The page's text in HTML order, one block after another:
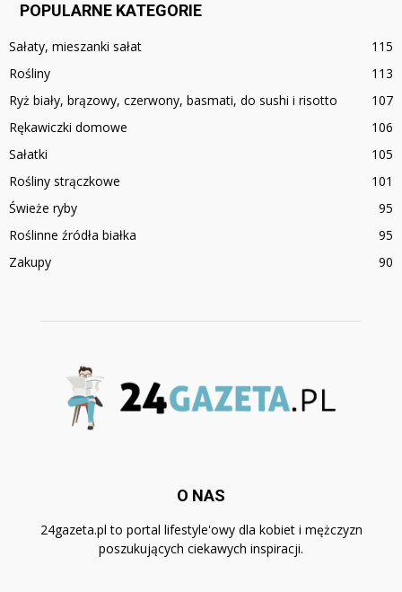
POPULARNE KATEGORIE
Sałaty, mieszanki sałat
115
Rośliny
113
Ryż biały, brązowy, czerwony, basmati, do sushi i risotto
107
Rękawiczki domowe
106
Sałatki
105
Rośliny strączkowe
101
Świeże ryby
95
Roślinne źródła białka
95
Zakupy
90
O NAS
24gazeta.pl to portal lifestyle'owy dla kobiet i mężczyzn
poszukujących ciekawych inspiracji.